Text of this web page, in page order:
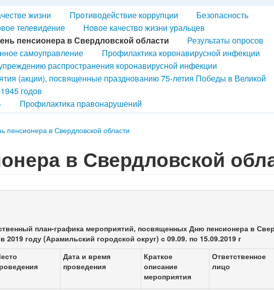
жизни
Противодействие коррупции
Безопасность
телевидение
Новое качество жизни уральцев
пенсионера в Свердловской области
Результаты опросов
самоуправление
Профилактика коронавирусной инфекции
распространения коронавирусной инфекции
(акции), посвященные празднованию 75-летия Победы в Великой
годов
Профилактика правонарушений
пенсионера в Свердловской области
в Свердловской
план-графика мероприятий, посвященныхДню пенсионера в
2019 году (Арамильский городской округ) с 09.09. по 15.09.2019 г
Дата и время
проведения
Краткое
описание
мероприятия
Ответственное
лицо